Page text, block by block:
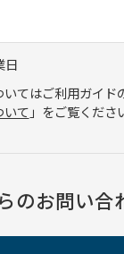
日
てはご利用ガイド
いて 」をご覧くださ
のお問い合